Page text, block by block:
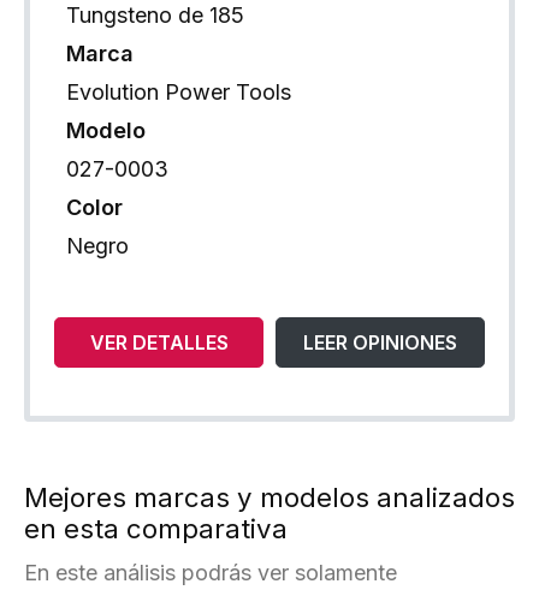
Tungsteno de 185
Marca
Evolution Power Tools
Modelo
027-0003
Color
Negro
VER DETALLES LEER OPINIONES
Mejores marcas y modelos analizados
en esta comparativa
En este análisis podrás ver solamente